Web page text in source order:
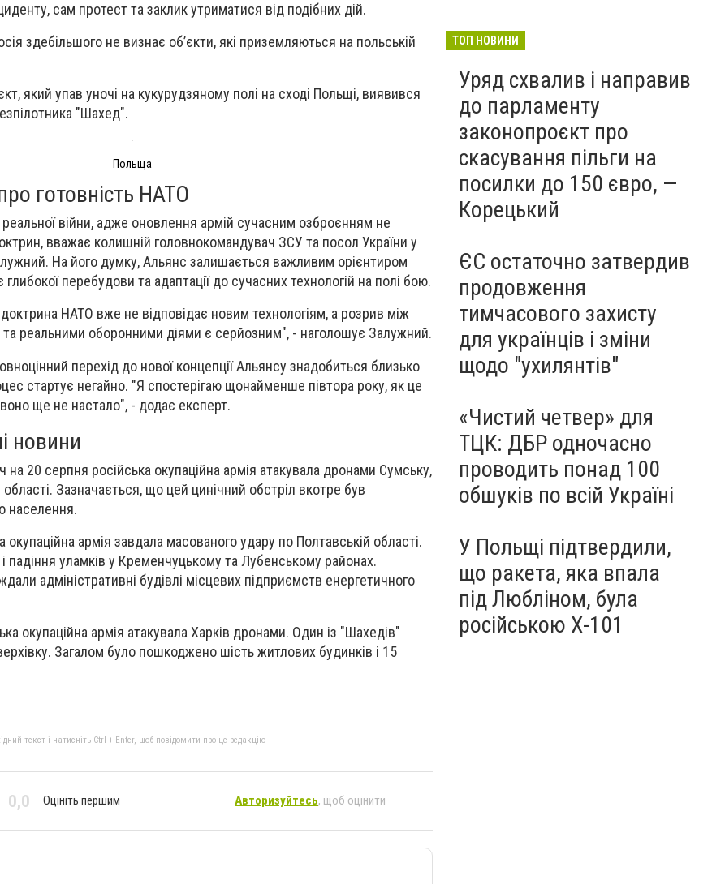
сам протест та заклик утриматися від подібних дій.
здебільшого не визнає об’єкти, які приземляються на польській
який упав уночі на кукурудзяному полі на сході Польщі, виявився
"Шахед".
Польща
готовність НАТО
війни, адже оновлення армій сучасним озброєнням не
вважає колишній головнокомандувач ЗСУ та посол України у
На його думку, Альянс залишається важливим орієнтиром
перебудови та адаптації до сучасних технологій на полі бою.
доктрина НАТО вже не відповідає новим технологіям, а розрив між
та реальними оборонними діями є серйозним", - наголошує Залужний.
перехід до нової концепції Альянсу знадобиться близько
стартує негайно. "Я спостерігаю щонайменше півтора року, як це
ще не настало", - додає експерт.
новини
на 20 серпня російська окупаційна армія атакувала дронами Сумську,
Зазначається, що цей цинічний обстріл вкотре був
населення.
окупаційна армія завдала масованого удару по Полтавській області.
падіння уламків у Кременчуцькому та Лубенському районах.
адміністративні будівлі місцевих підприємств енергетичного
окупаційна армія атакувала Харків дронами. Один із "Шахедів"
Загалом було пошкоджено шість житлових будинків і 15
текст і натисніть Ctrl + Enter, щоб повідомити про це редакцію
0,0 Оцініть першим Авторизуйтесь, щоб оцінити
Росії, – The Hill
ТОП НОВИНИ
Уряд схвалив і направив
до парламенту
законопроєкт про
скасування пільги на
посилки до 150 євро, —
Корецький
ЄС остаточно затвердив
продовження
тимчасового захисту
для українців і зміни
щодо "ухилянтів"
«Чистий четвер» для
ТЦК: ДБР одночасно
проводить понад 100
обшуків по всій Україні
У Польщі підтвердили,
що ракета, яка впала
під Любліном, була
російською Х-101